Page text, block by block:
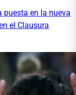
puesta en la nueva
el Clausura